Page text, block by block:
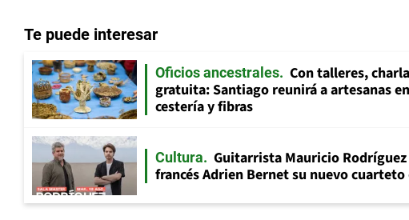
Te puede interesar
Oficios ancestrales
Con talleres,
gratuita: Santiago reunirá a artesanas
cestería y fibras
Cultura
Guitarrista Mauricio
francés Adrien Bernet su nuevo cuarteto